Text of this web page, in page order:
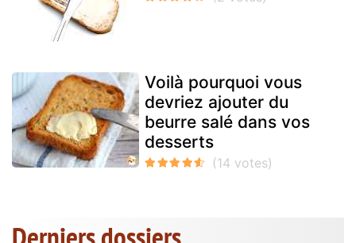
Voilà pourquoi vous
devriez ajouter du
beurre salé dans vos
desserts